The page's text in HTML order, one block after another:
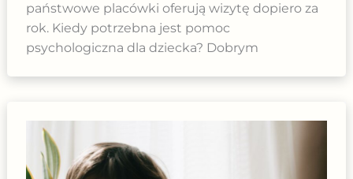
państwowe placówki oferują wizytę dopiero za
rok. Kiedy potrzebna jest pomoc
psychologiczna dla dziecka? Dobrym